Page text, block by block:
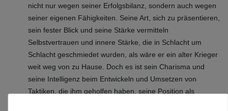
nicht nur wegen seiner Erfolgsbilanz, sondern auch wegen
seiner eigenen Fähigkeiten. Seine Art, sich zu präsentieren,
sein fester Blick und seine Stärke vermitteln
Selbstvertrauen und innere Stärke, die in Schlacht um
Schlacht geschmiedet wurden, als wäre er ein alter Krieger
weit weg von zu Hause. Doch es ist sein Charisma und
seine Intelligenz beim Entwickeln und Umsetzen von
Taktiken, die ihm geholfen haben, seine Position als